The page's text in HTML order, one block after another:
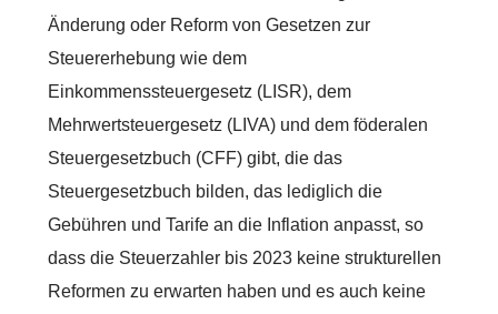
Änderung oder Reform von Gesetzen zur
Steuererhebung wie dem
Einkommenssteuergesetz (LISR), dem
Mehrwertsteuergesetz (LIVA) und dem föderalen
Steuergesetzbuch (CFF) gibt, die das
Steuergesetzbuch bilden, das lediglich die
Gebühren und Tarife an die Inflation anpasst, so
dass die Steuerzahler bis 2023 keine strukturellen
Reformen zu erwarten haben und es auch keine